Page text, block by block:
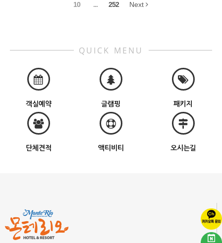
10 ... 252 Next
QUICK MENU
객실예약 글램핑 패키지
단체견적 액티비티 오시는길